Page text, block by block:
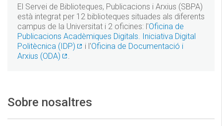
El Servei de Biblioteques, Publicacions i Arxius (SBPA)
està integrat per 12 biblioteques situades als diferents
campus de la Universitat i 2 oficines: l'Oficina de
Publicacions Acadèmiques Digitals. Iniciativa Digital
Politècnica (IDP)
i l'Oficina de Documentació i
Arxius (ODA)
Sobre nosaltres